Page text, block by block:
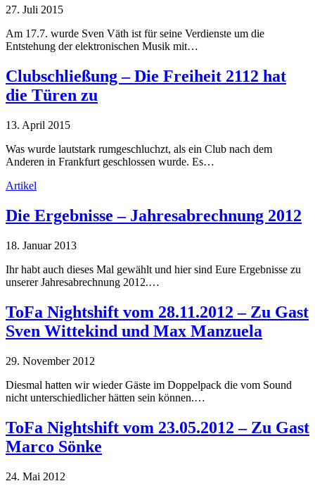
27. Juli 2015
Am 17.7. wurde Sven Väth ist für seine Verdienste um die
Entstehung der elektronischen Musik mit…
Clubschließung – Die Freiheit 2112 hat
die Türen zu
13. April 2015
Was wurde lautstark rumgeschluchzt, als ein Club nach dem
Anderen in Frankfurt geschlossen wurde. Es…
Artikel
Die Ergebnisse – Jahresabrechnung 2012
18. Januar 2013
Ihr habt auch dieses Mal gewählt und hier sind Eure Ergebnisse zu
unserer Jahresabrechnung 2012.…
ToFa Nightshift vom 28.11.2012 – Zu Gast
Sven Wittekind und Max Manzuela
29. November 2012
Diesmal hatten wir wieder Gäste im Doppelpack die vom Sound
nicht unterschiedlicher hätten sein können.…
ToFa Nightshift vom 23.05.2012 – Zu Gast
Marco Sönke
24. Mai 2012